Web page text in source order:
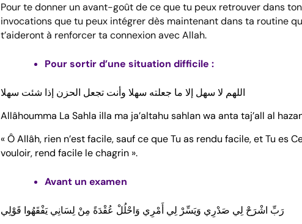
Pour te donner un avant-goût de ce que tu peux retrouver dans
invocations que tu peux intégrer dès maintenant dans ta routine
t’aideront à renforcer ta connexion avec Allah.
Pour sortir d’une situation difficile :
اللهم لا سهل إلا ما جعلته سهلا وأنت تجعل الحزن إذا شئت سهلا
Allâhoumma La Sahla illa ma ja’altahu sahlan wa anta taj’all al
« Ô Allâh, rien n’est facile, sauf ce que Tu as rendu facile, et Tu es
vouloir, rend facile le chagrin ».
Avant un examen
رَبِّ اشْرَحْ لِي صَدْرِي وَيَسِّرْ لِي أَمْرِي وَاحْلُلْ عُقْدَةً مِنْ لِسَانِي يَفْقَهُوا قَوْلِي